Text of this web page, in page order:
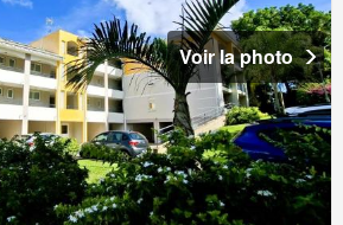
Voir la photo